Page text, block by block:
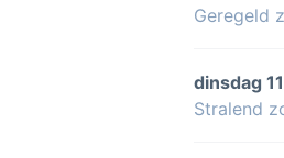
Geregeld
dinsdag
Stralend